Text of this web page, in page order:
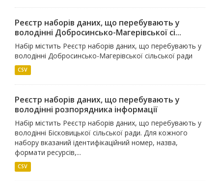
Реєстр наборів даних, що перебувають у
володінні Добросинсько-Магерівської сі...
Набір містить Реєстр наборів даних, що перебувають у
володінні Добросинсько-Магерівської сільської ради
CSV
Реєстр наборів даних, що перебувають у
володінні розпорядника інформації
Набір містить Реєстр наборів даних, що перебувають у
володінні Бісковицької сільської ради. Для кожного
набору вказаний ідентифікаційний номер, назва,
формати ресурсів,...
CSV